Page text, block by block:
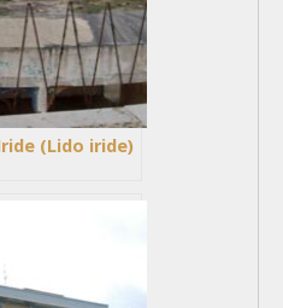
(Lido iride)